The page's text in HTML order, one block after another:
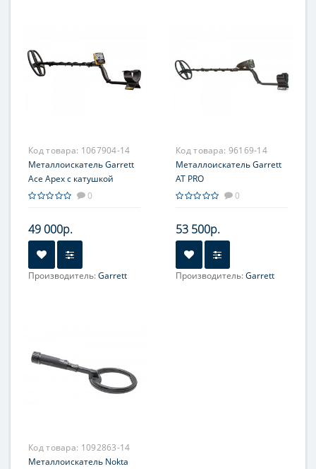
Код товара: 1067904-14
Металлоискатель Garrett
Ace Apex с катушкой
8,5х11''
0
49 000р.
Производитель:Garrett
Код товара: 96169-14
Металлоискатель Garrett
AT PRO
0
53 500р.
Производитель:Garrett
Код товара: 1092863-14
Металлоискатель Nokta